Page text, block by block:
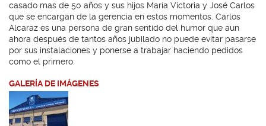
casado mas de 50 años y sus hijos María Victoria y José Carlos
que se encargan de la gerencia en estos momentos. Carlos
Alcaraz es una persona de gran sentido del humor que aun
ahora después de tantos años jubilado no puede evitar pasarse
por sus instalaciones y ponerse a trabajar haciendo pedidos
como el primero.
GALERÍA DE IMÁGENES